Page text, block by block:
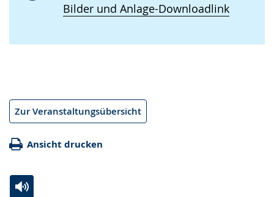
Bilder und Anlage-Downloadlink
Zur Veranstaltungsübersicht
Ansicht drucken